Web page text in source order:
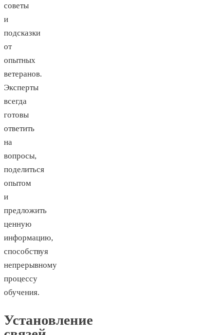
советы
и
подсказки
от
опытных
ветеранов.
Эксперты
всегда
готовы
ответить
на
вопросы,
поделиться
опытом
и
предложить
ценную
информацию,
способствуя
непрерывному
процессу
обучения.
Установление